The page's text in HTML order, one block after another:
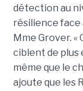
détection au
résilience face
Mme Grover.
ciblent de plus
même que le
ajoute que les